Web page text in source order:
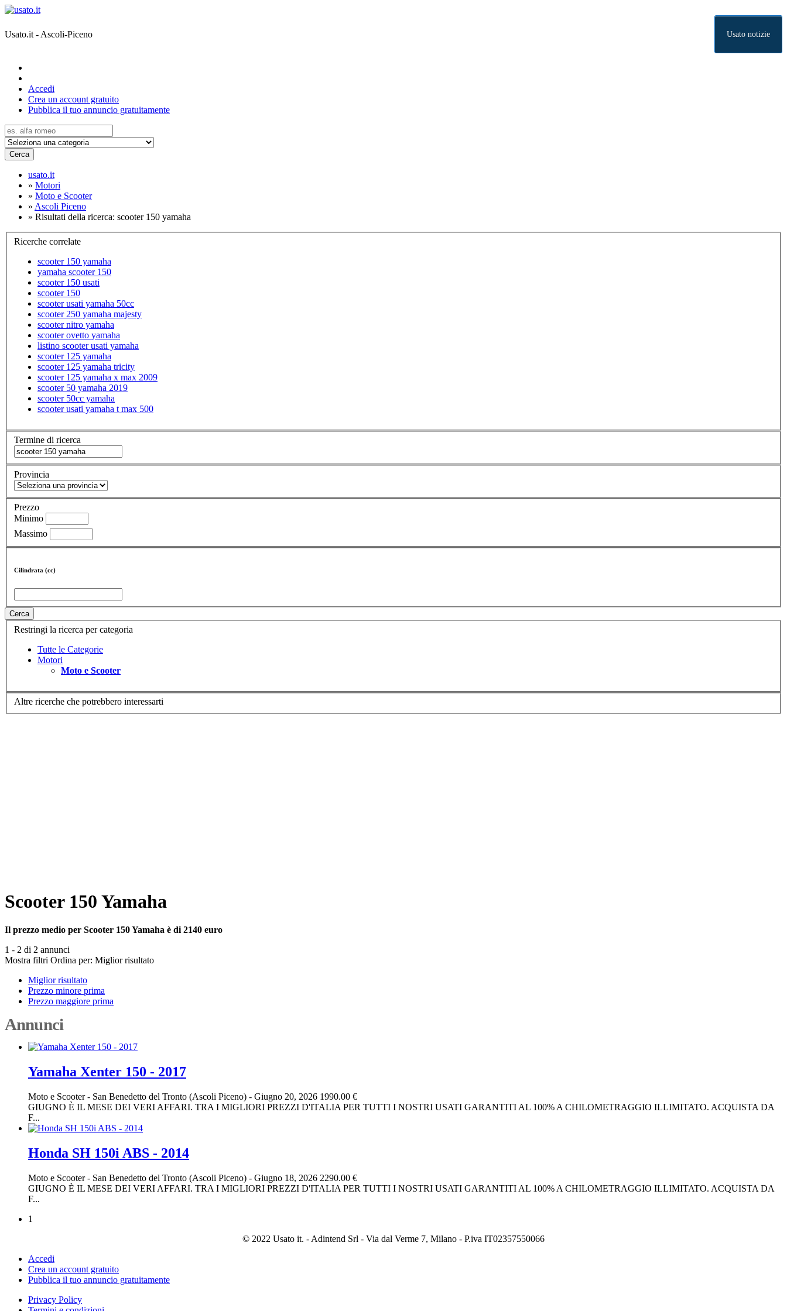
Usato.it - Ascoli-Piceno Usato notizie
Accedi
Crea un account gratuito
Pubblica il tuo annuncio gratuitamente
Cerca
usato.it
» Motori
» Moto e Scooter
» Ascoli Piceno
» Risultati della ricerca: scooter 150 yamaha
Ricerche correlate
scooter 150 yamaha
yamaha scooter 150
scooter 150 usati
scooter 150
scooter usati yamaha 50cc
scooter 250 yamaha majesty
scooter nitro yamaha
scooter ovetto yamaha
listino scooter usati yamaha
scooter 125 yamaha
scooter 125 yamaha tricity
scooter 125 yamaha x max 2009
scooter 50 yamaha 2019
scooter 50cc yamaha
scooter usati yamaha t max 500
Termine di ricerca
Provincia
Prezzo
Minimo
Massimo
Cilindrata (cc)
Cerca
Restringi la ricerca per categoria
Tutte le Categorie
Motori
Moto e Scooter
Altre ricerche che potrebbero interessarti
Scooter 150 Yamaha
Il prezzo medio per Scooter 150 Yamaha è di 2140 euro
1 - 2 di 2 annunci
Mostra filtri Ordina per: Miglior risultato
Miglior risultato
Prezzo minore prima
Prezzo maggiore prima
Annunci
Yamaha Xenter 150 - 2017
Moto e Scooter- San Benedetto del Tronto (Ascoli Piceno) - Giugno 20, 2026 1990.00 €
GIUGNO È IL MESE DEI VERI AFFARI. TRA I MIGLIORI PREZZI D'ITALIA PER TUTTI I NOSTRI USATI GARANTITI AL 100% A CHILOMETRAGGIO ILLIMITATO. ACQUISTA DA
F...
Honda SH 150i ABS - 2014
Moto e Scooter- San Benedetto del Tronto (Ascoli Piceno) - Giugno 18, 2026 2290.00 €
GIUGNO È IL MESE DEI VERI AFFARI. TRA I MIGLIORI PREZZI D'ITALIA PER TUTTI I NOSTRI USATI GARANTITI AL 100% A CHILOMETRAGGIO ILLIMITATO. ACQUISTA DA
F...
1
© 2022 Usato it. - Adintend Srl - Via dal Verme 7, Milano - P.iva IT02357550066
Accedi
Crea un account gratuito
Pubblica il tuo annuncio gratuitamente
Privacy Policy